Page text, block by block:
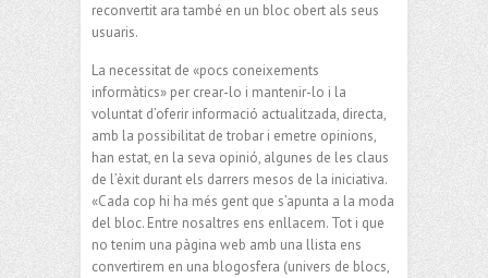
reconvertit ara també en un bloc obert als seus
usuaris.
La necessitat de «pocs coneixements
informàtics» per crear-lo i mantenir-lo i la
voluntat d’oferir informació actualitzada, directa,
amb la possibilitat de trobar i emetre opinions,
han estat, en la seva opinió, algunes de les claus
de l’èxit durant els darrers mesos de la iniciativa.
«Cada cop hi ha més gent que s’apunta a la moda
del bloc. Entre nosaltres ens enllacem. Tot i que
no tenim una pàgina web amb una llista ens
convertirem en una blogosfera (univers de blocs,